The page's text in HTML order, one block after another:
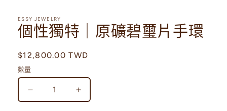
媒
體
案
1
ESSY JEWELRY
個性獨特｜原礦碧璽片手環
定
價
$12,800.00 TWD
數量